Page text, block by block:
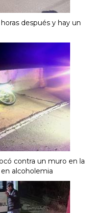
después y hay un
contra un muro en la
alcoholemia